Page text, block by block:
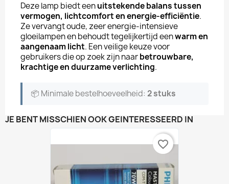
Deze lamp biedt eenuitstekende balans tussen
vermogen, lichtcomfort en energie-efficiëntie.
Ze vervangt oude, zeer energie-intensieve
gloeilampen en behoudt tegelijkertijd eenwarm en
aangenaam licht. Een veilige keuze voor
gebruikers die op zoek zijn naarbetrouwbare,
krachtige en duurzame verlichting.
📦 Minimale bestelhoeveelheid: 2 stuks
JE BENT MISSCHIEN OOK GEÏNTERESSEERD IN
favorite_border